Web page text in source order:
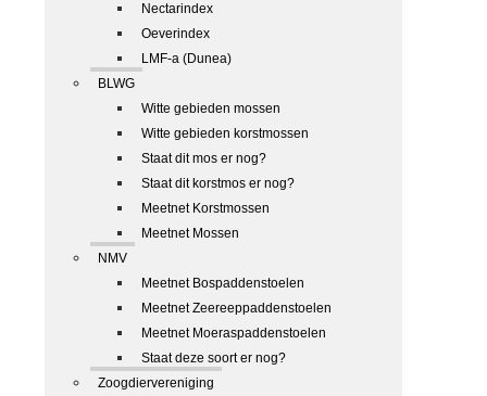
Nectarindex
Oeverindex
LMF-a (Dunea)
BLWG
Witte gebieden mossen
Witte gebieden korstmossen
Staat dit mos er nog?
Staat dit korstmos er nog?
Meetnet Korstmossen
Meetnet Mossen
NMV
Meetnet Bospaddenstoelen
Meetnet Zeereeppaddenstoelen
Meetnet Moeraspaddenstoelen
Staat deze soort er nog?
Zoogdiervereniging